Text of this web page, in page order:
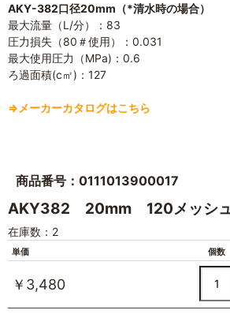
AKY-382口径20mm（*清水時の場合）
最大流量（L/分）：83
圧力損失（80＃使用）：0.031
最大使用圧力（MPa)：0.6
ろ過面積(c㎡)：127
⇒メーカーカタログはこちら
商品番号：0111013900017
AKY382 20mm 120メッシ
在庫数：2
単価 個数
￥3,480